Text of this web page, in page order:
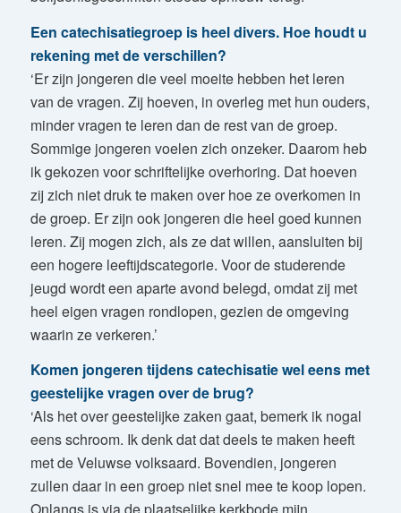
Een catechisatiegroep is heel divers. Hoe houdt u
rekening met de verschillen?
‘Er zijn jongeren die veel moeite hebben het leren
van de vragen. Zij hoeven, in overleg met hun ouders,
minder vragen te leren dan de rest van de groep.
Sommige jongeren voelen zich onzeker. Daarom heb
ik gekozen voor schriftelijke overhoring. Dat hoeven
zij zich niet druk te maken over hoe ze overkomen in
de groep. Er zijn ook jongeren die heel goed kunnen
leren. Zij mogen zich, als ze dat willen, aansluiten bij
een hogere leeftijdscategorie. Voor de studerende
jeugd wordt een aparte avond belegd, omdat zij met
heel eigen vragen rondlopen, gezien de omgeving
waarin ze verkeren.’
Komen jongeren tijdens catechisatie wel eens met
geestelijke vragen over de brug?
‘Als het over geestelijke zaken gaat, bemerk ik nogal
eens schroom. Ik denk dat dat deels te maken heeft
met de Veluwse volksaard. Bovendien, jongeren
zullen daar in een groep niet snel mee te koop lopen.